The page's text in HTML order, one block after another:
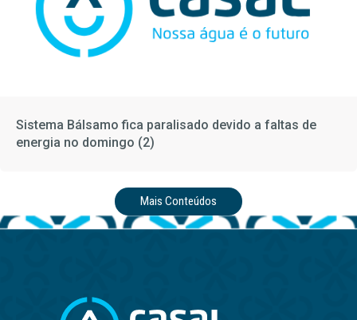
Sistema Bálsamo fica paralisado devido a faltas de
energia no domingo (2)
Mais Conteúdos